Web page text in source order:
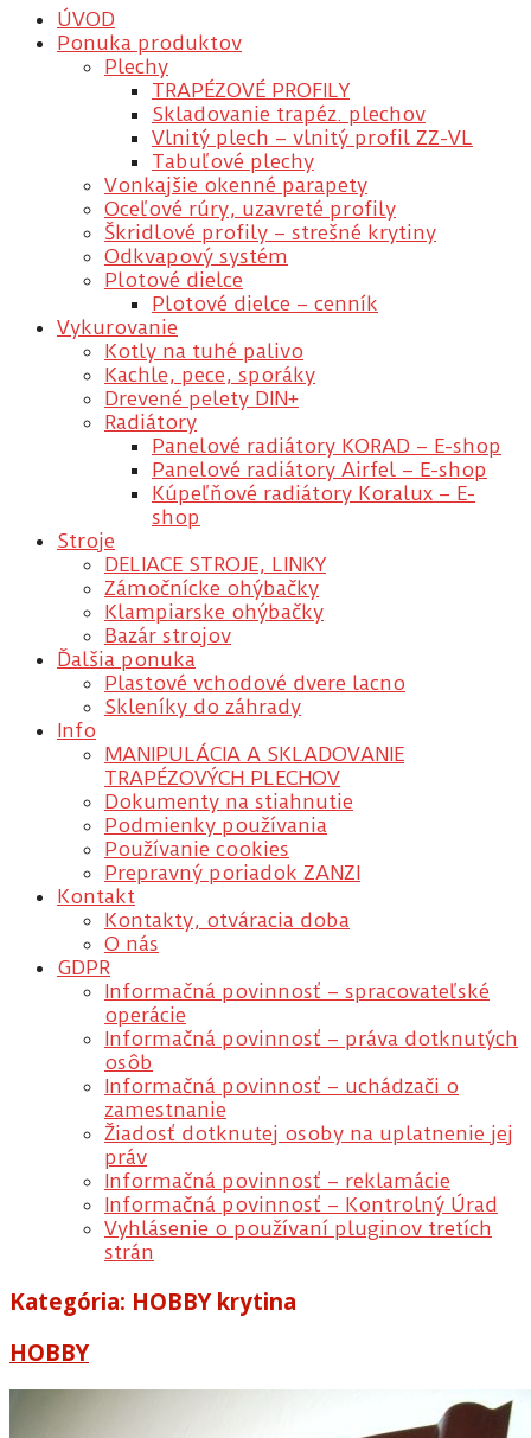
ÚVOD
Ponuka produktov
Plechy
TRAPÉZOVÉ PROFILY
Skladovanie trapéz. plechov
Vlnitý plech – vlnitý profil ZZ-VL
Tabuľové plechy
Vonkajšie okenné parapety
Oceľové rúry, uzavreté profily
Škridlové profily – strešné krytiny
Odkvapový systém
Plotové dielce
Plotové dielce – cenník
Vykurovanie
Kotly na tuhé palivo
Kachle, pece, sporáky
Drevené pelety DIN+
Radiátory
Panelové radiátory KORAD – E-shop
Panelové radiátory Airfel – E-shop
Kúpeľňové radiátory Koralux – E-
shop
Stroje
DELIACE STROJE, LINKY
Zámočnícke ohýbačky
Klampiarske ohýbačky
Bazár strojov
Ďalšia ponuka
Plastové vchodové dvere lacno
Skleníky do záhrady
Info
MANIPULÁCIA A SKLADOVANIE
TRAPÉZOVÝCH PLECHOV
Dokumenty na stiahnutie
Podmienky používania
Používanie cookies
Prepravný poriadok ZANZI
Kontakt
Kontakty, otváracia doba
O nás
GDPR
Informačná povinnosť – spracovateľské
operácie
Informačná povinnosť – práva dotknutých
osôb
Informačná povinnosť – uchádzači o
zamestnanie
Žiadosť dotknutej osoby na uplatnenie jej
práv
Informačná povinnosť – reklamácie
Informačná povinnosť – Kontrolný Úrad
Vyhlásenie o používaní pluginov tretích
strán
Kategória: HOBBY krytina
HOBBY